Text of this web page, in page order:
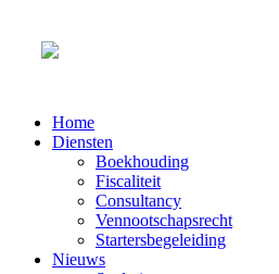
Home
Diensten
Boekhouding
Fiscaliteit
Consultancy
Vennootschapsrecht
Startersbegeleiding
Nieuws